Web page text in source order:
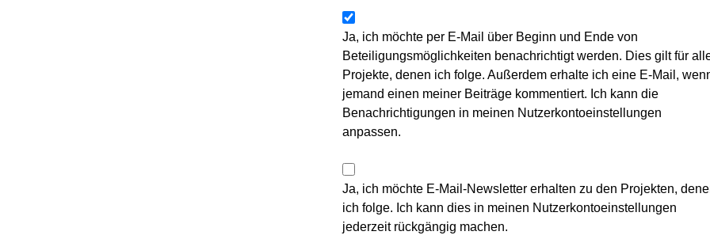
Ja, ich möchte per E-Mail über Beginn und Ende von
Beteiligungsmöglichkeiten benachrichtigt werden. Dies gilt für
Projekte, denen ich folge. Außerdem erhalte ich eine E-Mail,
jemand einen meiner Beiträge kommentiert. Ich kann die
Benachrichtigungen in meinen Nutzerkontoeinstellungen
anpassen.
Ja, ich möchte E-Mail-Newsletter erhalten zu den Projekten,
ich folge. Ich kann dies in meinen Nutzerkontoeinstellungen
jederzeit rückgängig machen.